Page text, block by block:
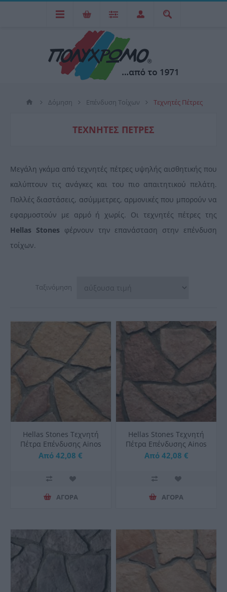
Δόμηση Επένδυση Τοίχων Τεχνητές Πέτρες
ΤΕΧΝΗΤΈΣ ΠΈΤΡΕΣ
Μεγάλη γκάμα από τεχνητές πέτρες υψηλής αισθητικής που
καλύπτουν τις ανάγκες και του πιο απαιτητικού πελάτη.
Πολλές διαστάσεις, ασύμμετρες, αρμονικές που μπορούν να
εφαρμοστούν με αρμό ή χωρίς. Οι τεχνητές πέτρες της
Hellas Stones φέρνουν την επανάσταση στην επένδυση
τοίχων.
Ταξινόμηση
Hellas Stones Τεχνητή
Πέτρα Επένδυσης Ainos
Sunny & Corner
Από 42,08 €
ΑΓΟΡΑ
Hellas Stones Τεχνητή
Πέτρα Επένδυσης Ainos
Brown & Corner
Από 42,08 €
ΑΓΟΡΑ